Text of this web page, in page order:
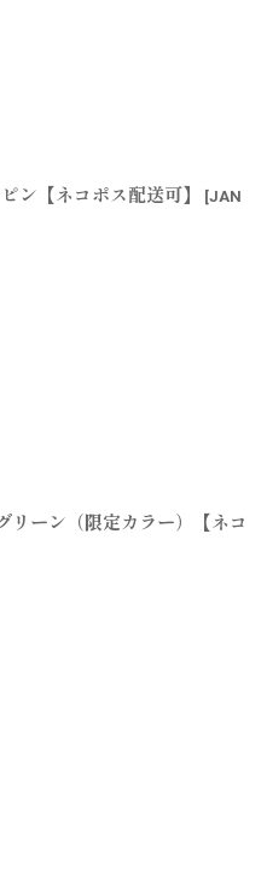
ン【ネコポス配送可】 [JAN
リーン（限定カラー）【ネコ